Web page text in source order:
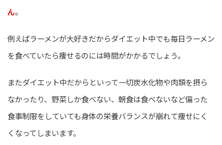
ん。
例えばラーメンが大好きだからダイエット中でも毎日ラーメン
を食べていたら痩せるのには時間がかかるでしょう。
またダイエット中だからといって一切炭水化物や肉類を摂ら
なかったり、野菜しか食べない、朝食は食べないなど偏った
食事制限をしていても身体の栄養バランスが崩れて痩せにく
くなってしまいます。